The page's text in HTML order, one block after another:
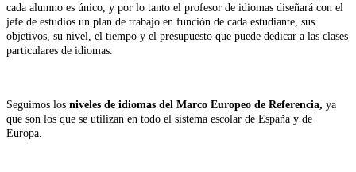
cada alumno es único, y por lo tanto el profesor de idiomas diseñará con el
jefe de estudios un plan de trabajo en función de cada estudiante, sus
objetivos, su nivel, el tiempo y el presupuesto que puede dedicar a las clases
particulares de idiomas.
Seguimos los niveles de idiomas del Marco Europeo de Referencia, ya
que son los que se utilizan en todo el sistema escolar de España y de
Europa.